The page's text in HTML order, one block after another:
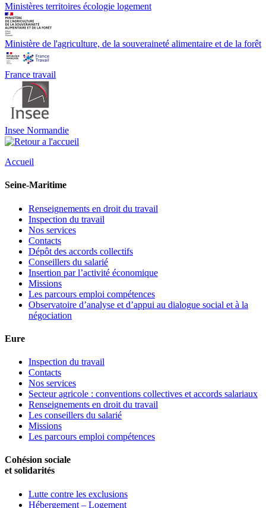
Ministères territoires écologie logement
Ministère de l'agriculture, de la souveraineté alimentaire et de la forêt
France travail
Insee Normandie
Accueil
Seine-Maritime
Renseignements en droit du travail
Inspection du travail
Nos services
Contacts
Dépôt des accords collectifs
Conseillers du salarié
Insertion par l’activité économique
Missions
Les parcours emploi compétences
Observatoire d’analyse et d’appui au dialogue social et à la
négociation
Eure
Inspection du travail
Contacts
Nos services
Secteur agricole : conventions collectives et accords salariaux
Renseignements en droit du travail
Les conseillers du salarié
Missions
Les parcours emploi compétences
Cohésion sociale
et solidarités
Lutte contre les exclusions
Hébergement – Logement